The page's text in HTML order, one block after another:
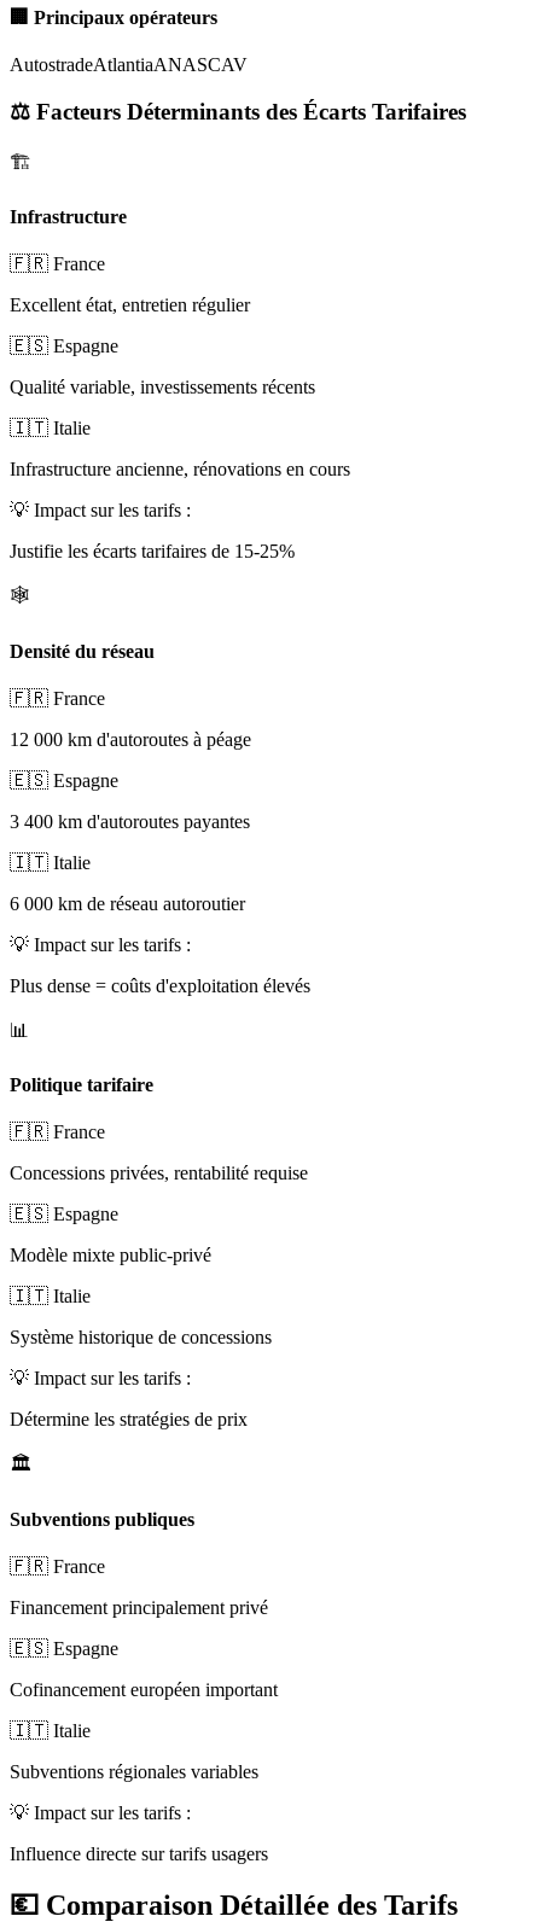
🏢 Principaux opérateurs
AutostradeAtlantiaANASCAV
⚖️ Facteurs Déterminants des Écarts Tarifaires
🏗️
Infrastructure
🇫🇷 France
Excellent état, entretien régulier
🇪🇸 Espagne
Qualité variable, investissements récents
🇮🇹 Italie
Infrastructure ancienne, rénovations en cours
💡 Impact sur les tarifs :
Justifie les écarts tarifaires de 15-25%
🕸️
Densité du réseau
🇫🇷 France
12 000 km d'autoroutes à péage
🇪🇸 Espagne
3 400 km d'autoroutes payantes
🇮🇹 Italie
6 000 km de réseau autoroutier
💡 Impact sur les tarifs :
Plus dense = coûts d'exploitation élevés
📊
Politique tarifaire
🇫🇷 France
Concessions privées, rentabilité requise
🇪🇸 Espagne
Modèle mixte public-privé
🇮🇹 Italie
Système historique de concessions
💡 Impact sur les tarifs :
Détermine les stratégies de prix
🏛️
Subventions publiques
🇫🇷 France
Financement principalement privé
🇪🇸 Espagne
Cofinancement européen important
🇮🇹 Italie
Subventions régionales variables
💡 Impact sur les tarifs :
Influence directe sur tarifs usagers
💶 Comparaison Détaillée des Tarifs